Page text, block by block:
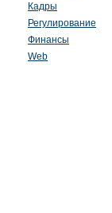
Кадры
Регулирование
Финансы
Web